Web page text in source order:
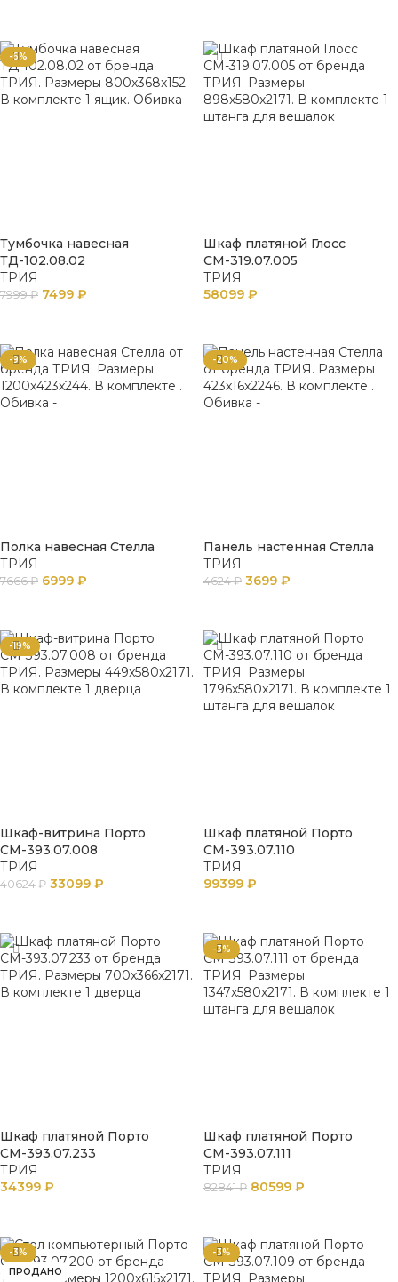
-6%
Тумбочка навесная
ТД-102.08.02
ТРИЯ
7999₽ 7499 ₽
Шкаф платяной Глосс
СМ-319.07.005
ТРИЯ
58099 ₽
-9%
Полка навесная Стелла
ТРИЯ
7666₽ 6999 ₽
-20%
Панель настенная Стелла
ТРИЯ
4624₽ 3699 ₽
-19%
Шкаф-витрина Порто
СМ-393.07.008
ТРИЯ
40624₽ 33099 ₽
Шкаф платяной Порто
СМ-393.07.110
ТРИЯ
99399 ₽
Шкаф платяной Порто
СМ-393.07.233
ТРИЯ
34399 ₽
-3%
Шкаф платяной Порто
СМ-393.07.111
ТРИЯ
82841₽ 80599 ₽
-3%
ПРОДАНО
-3%